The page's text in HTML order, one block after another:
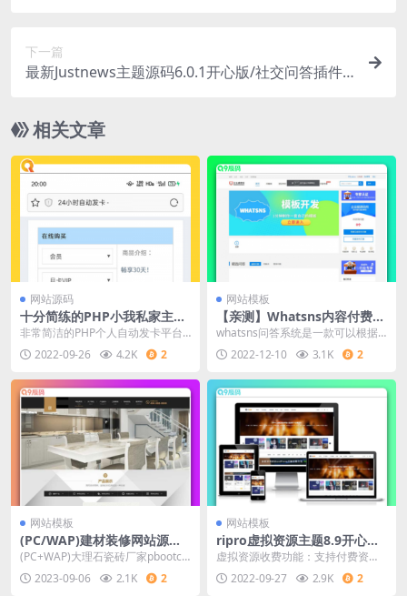
下一篇
最新Justnews主题源码6.0.1开心版/社交问答插件2.
相关文章
网站源码
十分简练的PHP小我私家主动
发卡网站平台代码
非常简洁的PHP个人自动发卡平台
网站源码 免授权无后门超简洁前台
样式 自动发卡平
2022-09-26 4.2K 2
网站模板
【亲测】Whatsns内容付费se
o优化带采集和熊掌号运营问
答系统
whatsns问答系统是一款可以根据
自身业务需求快速搭建垂直化领域
的php开源问
2022-12-10 3.1K 2
网站模板
(PC/WAP)建材装修网站源码
大理石瓷砖厂家pbootcms网
(PC+WAP)大理石瓷砖厂家pbootc
ms平台范例 建材装修平台代码下载
Pb...2023-09-06 2.1K 2
网站模板
ripro虚拟资源主题8.9开心版/
免授权/ripro日主题V8.9
虚拟资源收费功能：支持付费资源
下载、支持付费资源查看支持多种
充值消费模式：免登录
2022-09-27 2.9K 2